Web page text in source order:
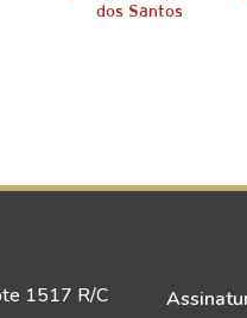
dos Santos
1517 R/C